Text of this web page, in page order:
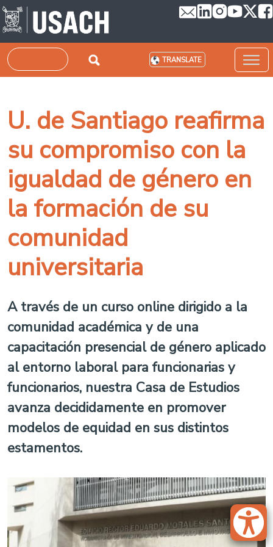
Skip to main content
Search TRANSLATE
U. de Santiago reafirma
su compromiso con la
igualdad de género en
la formación de su
comunidad
universitaria
A través de un curso online dirigido a la
comunidad académica y de una
capacitación presencial de género aplicado
al entorno laboral para funcionarias y
funcionarios, nuestra Casa de Estudios
avanza decididamente en promover
modelos de equidad en sus distintos
estamentos.